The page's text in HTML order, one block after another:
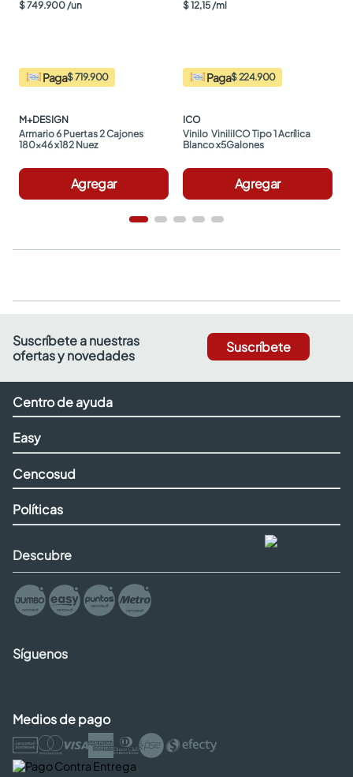
$749.900 /un
Paga$ 719.900
M+DESIGN
Armario 6 Puertas 2 Cajones
180x46 x182 Nuez
Agregar
$12,15 /ml
Paga$ 224.900
ICO
Vinilo  ViniliICO Tipo 1 Acrílica
Blanco x5Galones
Agregar
Suscríbete a nuestras
ofertas y novedades
Suscríbete
Centro de ayuda
Easy
Cencosud
Políticas
Descubre
Síguenos
Medios de pago